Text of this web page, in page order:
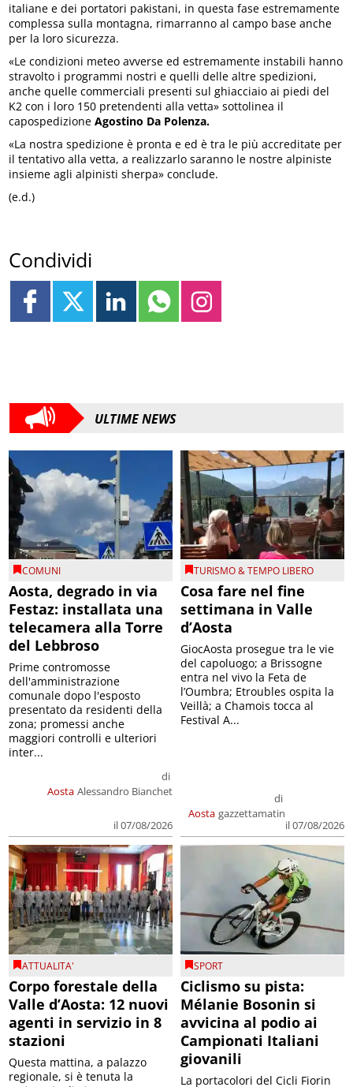
italiane e dei portatori pakistani, in questa fase estremamente
complessa sulla montagna, rimarranno al campo base anche
per la loro sicurezza.
«Le condizioni meteo avverse ed estremamente instabili hanno
stravolto i programmi nostri e quelli delle altre spedizioni,
anche quelle commerciali presenti sul ghiacciaio ai piedi del
K2 con i loro 150 pretendenti alla vetta» sottolinea il
capospedizioneAgostino Da Polenza.
«La nostra spedizione è pronta e ed è tra le più accreditate per
il tentativo alla vetta, a realizzarlo saranno le nostre alpiniste
insieme agli alpinisti sherpa» conclude.
(e.d.)
Condividi
ULTIME NEWS
COMUNI
Aosta, degrado in via
Festaz: installata una
telecamera alla Torre
del Lebbroso
Aosta
di
Alessandro Bianchet
il 07/08/2026
Prime contromosse
dell'amministrazione
comunale dopo l'esposto
presentato da residenti della
zona; promessi anche
maggiori controlli e ulteriori
inter...
TURISMO & TEMPO LIBERO
Cosa fare nel fine
settimana in Valle
d’Aosta
Aosta
di
gazzettamatin
il 07/08/2026
GiocAosta prosegue tra le vie
del capoluogo; a Brissogne
entra nel vivo la Feta de
l’Oumbra; Etroubles ospita la
Veillà; a Chamois tocca al
Festival A...
ATTUALITA'
Corpo forestale della
Valle d’Aosta: 12 nuovi
agenti in servizio in 8
stazioni
Questa mattina, a palazzo
regionale, si è tenuta la
SPORT
Ciclismo su pista:
Mélanie Bosonin si
avvicina al podio ai
Campionati Italiani
giovanili
La portacolori del Cicli Fiorin